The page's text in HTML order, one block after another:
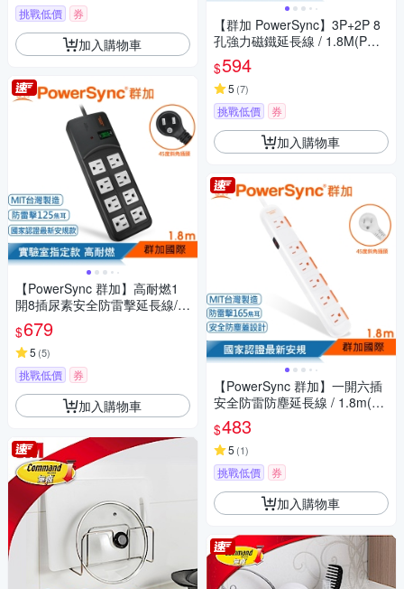
挑戰低價 券
加入購物車
【PowerSync 群加】高耐燃1
開8插尿素安全防雷擊延長線/黑
色/1.8m(TPS318TN0018)
$679
5 (5)
挑戰低價 券
加入購物車
【群加 PowerSync】3P+2P 8
孔強力磁鐵延長線 / 1.8M(PWS
-EAMS1818)
$594
5 (7)
挑戰低價 券
加入購物車
【PowerSync 群加】一開六插
安全防雷防塵延長線 / 1.8m(TS
6W9018)
$483
5 (1)
挑戰低價 券
加入購物車